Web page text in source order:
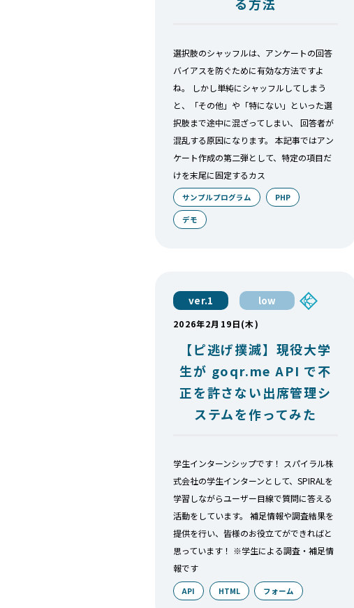
選択肢のシャッフルは、アンケートの回答
バイアスを防ぐために有効な方法ですよ
ね。 しかし単純にシャッフルしてしまう
と、「その他」や「特にない」といった選
択肢まで途中に混ざってしまい、 回答者が
混乱する原因になります。 本記事ではアン
ケート作成の第二弾として、特定の項目だ
けを末尾に固定するカス
サンプルプログラム PHP
デモ
ver.1 low
2026年2月19日(木)
【ピ逃げ撲滅】現役大学
生が goqr.me API で不
正を許さない出席管理シ
ステムを作ってみた
学生インターンシップです！ スパイラル株
式会社の学生インターンとして、SPIRALを
学習しながらユーザー目線で質問に答える
活動をしています。 補足情報や調査結果を
提供を行い、皆様のお役立てができればと
思っています！ ※学生による調査・補足情
報です
API HTML フォーム